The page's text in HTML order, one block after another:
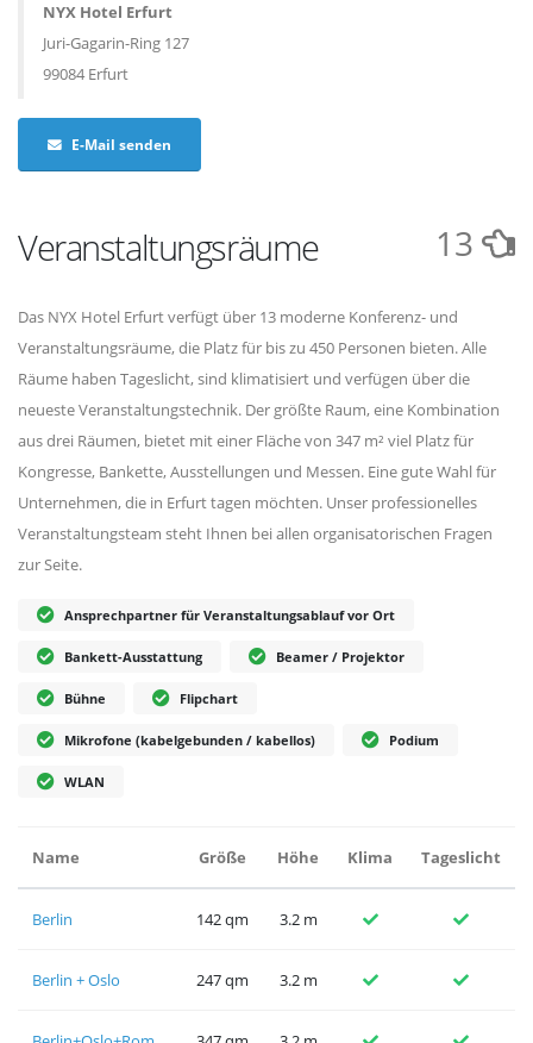
NYX Hotel Erfurt
Juri-Gagarin-Ring 127
99084 Erfurt
E-Mail senden
Veranstaltungsräume 13
Das NYX Hotel Erfurt verfügt über 13 moderne Konferenz- und
Veranstaltungsräume, die Platz für bis zu 450 Personen bieten. Alle
Räume haben Tageslicht, sind klimatisiert und verfügen über die
neueste Veranstaltungstechnik. Der größte Raum, eine Kombination
aus drei Räumen, bietet mit einer Fläche von 347 m² viel Platz für
Kongresse, Bankette, Ausstellungen und Messen. Eine gute Wahl für
Unternehmen, die in Erfurt tagen möchten. Unser professionelles
Veranstaltungsteam steht Ihnen bei allen organisatorischen Fragen
zur Seite.
Ansprechpartner für Veranstaltungsablauf vor Ort
Bankett-Ausstattung Beamer / Projektor
Bühne Flipchart
Mikrofone (kabelgebunden / kabellos) Podium
WLAN
Name Größe Höhe Klima Tageslicht
Berlin 142 qm 3.2 m
Berlin + Oslo 247 qm 3.2 m